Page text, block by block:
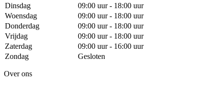
Dinsdag
09:00 uur - 18:00 uur
Woensdag
09:00 uur - 18:00 uur
Donderdag
09:00 uur - 18:00 uur
Vrijdag
09:00 uur - 18:00 uur
Zaterdag
09:00 uur - 16:00 uur
Zondag
Gesloten
Over ons